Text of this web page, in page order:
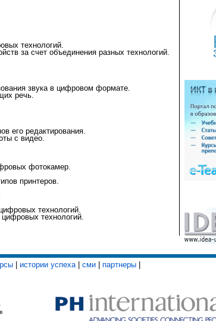
технологий.
за счет объединения разных технологий.
звука в цифровом формате.
речь.
его редактирования.
с видео.
фотокамер.
принтеров.
технологий.
технологий.
истории успеха| сми партнеры